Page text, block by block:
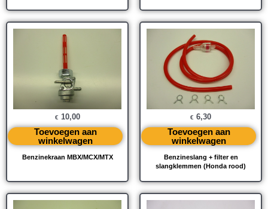
Benzinekraan MBX/MCX/MTX
€ 10,00
Toevoegen aan
winkelwagen
Benzineslang + filter en
slangklemmen (Honda rood)
€ 6,30
Toevoegen aan
winkelwagen